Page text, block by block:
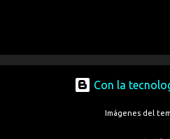
Con la
Imágenes del